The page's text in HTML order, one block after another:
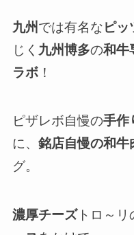
九州では有名なピッ
じく 九州博多の和牛
ラボ！
ピザレボ自慢の手作
に、 銘店自慢の和牛
グ。
濃厚チーズトロ～リ